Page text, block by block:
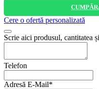
Cere o ofertă personalizată
Scrie aici produsul, cantitatea
Telefon
Adresă E-Mail*